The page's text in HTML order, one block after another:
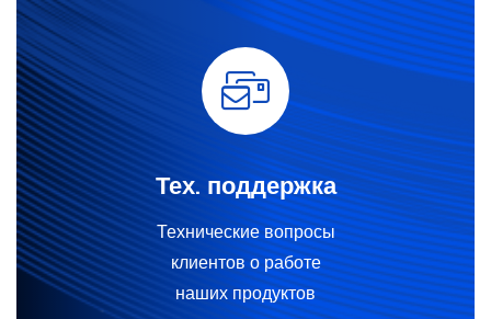
Тех. поддержка
Технические вопросы
клиентов о работе
наших продуктов